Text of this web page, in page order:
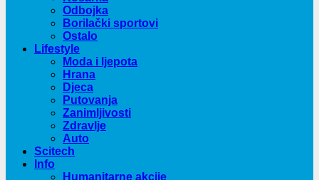
Ekonomija
Sport
Nogomet
Rukomet
Košarka
Odbojka
Borilački sportovi
Ostalo
Lifestyle